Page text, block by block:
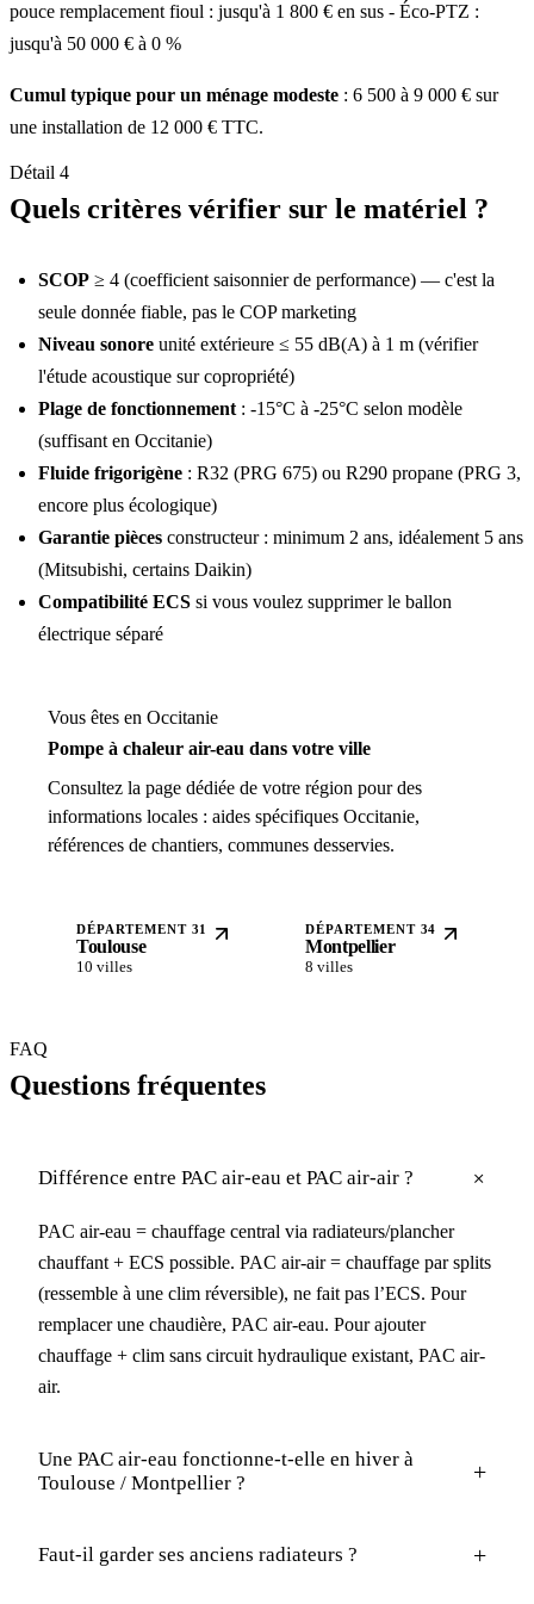
pouce remplacement fioul : jusqu'à 1 800 € en sus - Éco-PTZ :
jusqu'à 50 000 € à 0 %
Cumul typique pour un ménage modeste : 6 500 à 9 000 € sur
une installation de 12 000 € TTC.
Détail 4
Quels critères vérifier sur le matériel ?
SCOP ≥ 4 (coefficient saisonnier de performance) — c'est la
seule donnée fiable, pas le COP marketing
Niveau sonore unité extérieure ≤ 55 dB(A) à 1 m (vérifier
l'étude acoustique sur copropriété)
Plage de fonctionnement : -15°C à -25°C selon modèle
(suffisant en Occitanie)
Fluide frigorigène : R32 (PRG 675) ou R290 propane (PRG 3,
encore plus écologique)
Garantie pièces constructeur : minimum 2 ans, idéalement 5 ans
(Mitsubishi, certains Daikin)
Compatibilité ECS si vous voulez supprimer le ballon
électrique séparé
Vous êtes en Occitanie
Pompe à chaleur air-eau dans votre ville
Consultez la page dédiée de votre région pour des
informations locales : aides spécifiques Occitanie,
références de chantiers, communes desservies.
DÉPARTEMENT 31
Toulouse
10 villes
DÉPARTEMENT 34
Montpellier
8 villes
FAQ
Questions fréquentes
Différence entre PAC air-eau et PAC air-air ? +
PAC air-eau = chauffage central via radiateurs/plancher
chauffant + ECS possible. PAC air-air = chauffage par splits
(ressemble à une clim réversible), ne fait pas l’ECS. Pour
remplacer une chaudière, PAC air-eau. Pour ajouter
chauffage + clim sans circuit hydraulique existant, PAC air-
air.
Une PAC air-eau fonctionne-t-elle en hiver à
Toulouse / Montpellier ?
+
Faut-il garder ses anciens radiateurs ? +